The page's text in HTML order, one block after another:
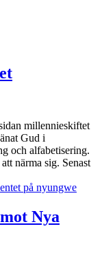
millennieskiftet
Gud i
och alfabetisering.
närma sig. Senast
Nya